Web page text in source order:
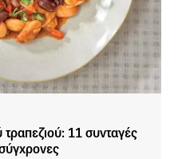
τραπεζιού: 11 συνταγές